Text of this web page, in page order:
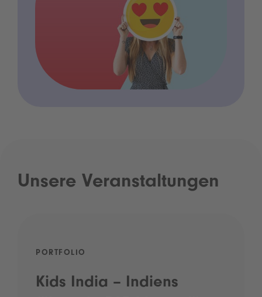
Unsere Veranstaltungen
PORTFOLIO
Kids India – Indiens